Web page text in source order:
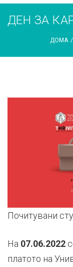
ДЕН ЗА
ДОМА /
Почитувани
На 07.06.2022
платото на